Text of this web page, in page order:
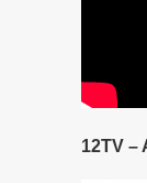
12TV –